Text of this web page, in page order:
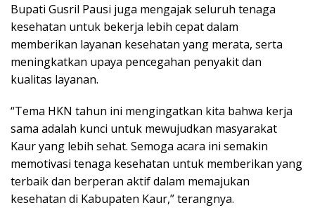
Bupati Gusril Pausi juga mengajak seluruh tenaga
kesehatan untuk bekerja lebih cepat dalam
memberikan layanan kesehatan yang merata, serta
meningkatkan upaya pencegahan penyakit dan
kualitas layanan.
“Tema HKN tahun ini mengingatkan kita bahwa kerja
sama adalah kunci untuk mewujudkan masyarakat
Kaur yang lebih sehat. Semoga acara ini semakin
memotivasi tenaga kesehatan untuk memberikan yang
terbaik dan berperan aktif dalam memajukan
kesehatan di Kabupaten Kaur,” terangnya.